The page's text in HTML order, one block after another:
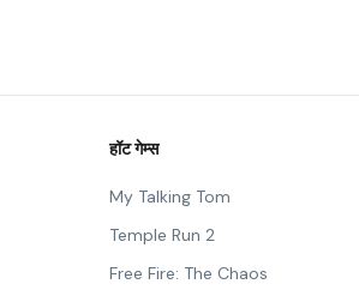
हॉट गेम्स
My Talking Tom
Temple Run 2
Free Fire: The Chaos